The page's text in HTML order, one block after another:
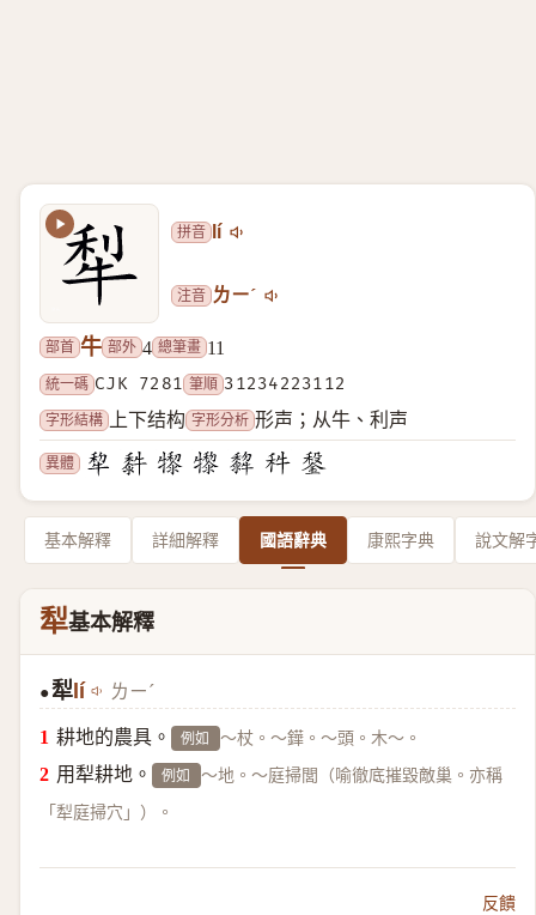
拼音 lí
注音 ㄌㄧˊ
部首 牛 部外 4 總筆畫 11
統一碼 CJK 7281 筆順 31234223112
字形結構
上下结构 字形分析 形声；从牛、利声
異體
基本解釋 詳細解釋 國語辭典 康熙字典 說文解
犁基本解釋
●犁 lí ㄌㄧˊ
耕地的農具。 例如 ～杖。～鏵。～頭。木～。
用犁耕地。 例如 ～地。～庭掃閭（喻徹底摧毀敵巢。亦稱
「犁庭掃穴」）。
反饋